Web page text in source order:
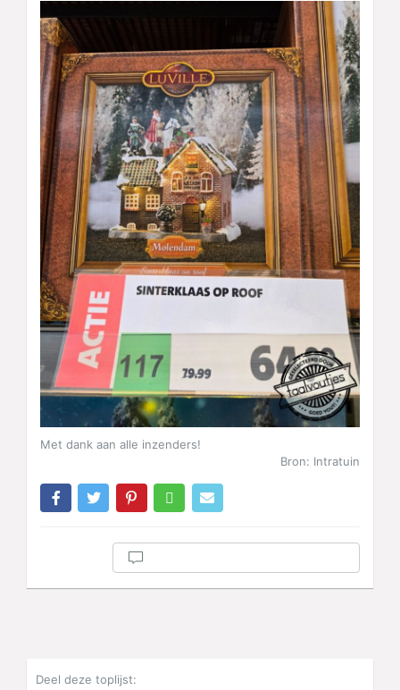
Met dank aan alle inzenders!
Bron: Intratuin
Deel deze toplijst: